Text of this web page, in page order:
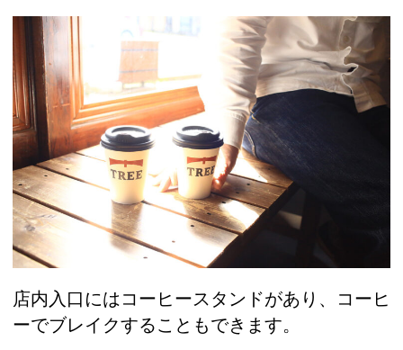
店内入口にはコーヒースタンドがあり、コーヒ
ーでブレイクすることもできます。